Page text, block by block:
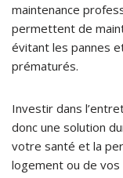
maintenance
permettent de
évitant les pannes
prématurés.
Investir dans
donc une solution
votre santé et la
logement ou de vos